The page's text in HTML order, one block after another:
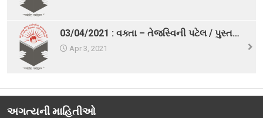
વિશિષ્ટ મુલાકાતીઓ
ટ્રસ્ટી મંડળના સભ્યશ્રીઓ
03/04/2021 : વક્તા – તેજસ્વિની પટેલ / પુસ્તક – અઘરો છે આ પ્રેમ અને અઘરા છે આશીર્વાદ !
Apr 3, 2021
અગત્યની માહિતીઓ